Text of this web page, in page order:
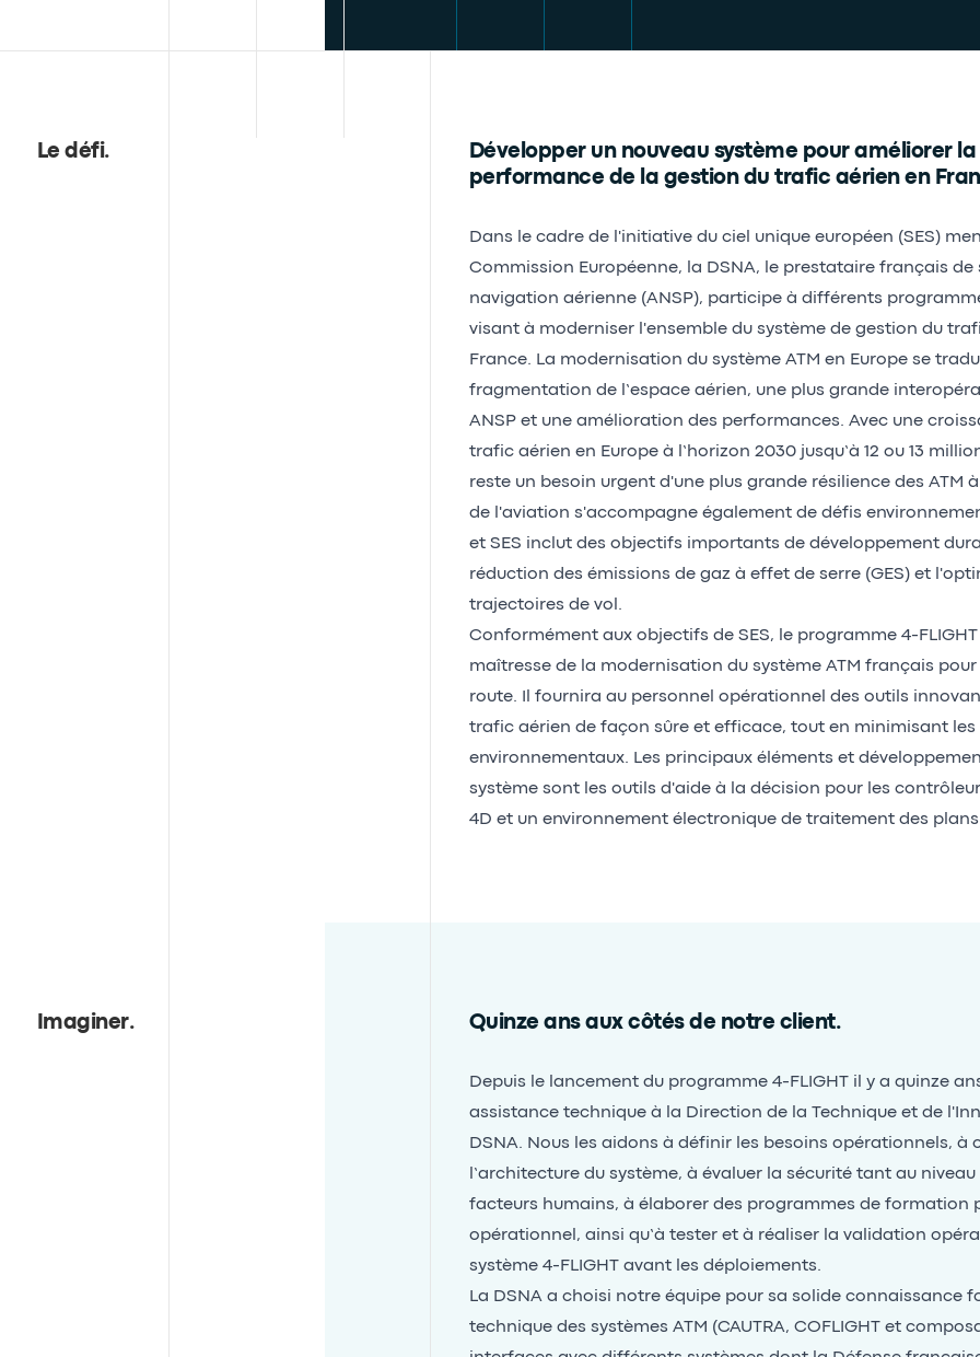
Le défi.
Développer un nouveau système pour améliorer
performance de la gestion du trafic aérien en
Dans le cadre de l'initiative du ciel unique européen (SES)
Commission Européenne, la DSNA, le prestataire français de
navigation aérienne (ANSP), participe à différents
visant à moderniser l'ensemble du système de gestion du
France. La modernisation du système ATM en Europe se
fragmentation de l’espace aérien, une plus grande
ANSP et une amélioration des performances. Avec une
trafic aérien en Europeà l’horizon 2030 jusqu’à 12 ou 13
reste un besoin urgent d'une plus grande résilience des ATM
de l'aviation s'accompagne également de défis
et SES inclut des objectifs importants de développement
réduction des émissions de gaz à effet de serre (GES) et
trajectoires de vol.
Conformément aux objectifs de SES, le programme 4-
maîtresse de la modernisation du système ATM français
route. Il fournira au personnel opérationnel des outils
trafic aérien de façon sûre et efficace, tout en minimisant
environnementaux. Les principaux éléments et
système sont les outils d'aide à la décision pour les
4D et un environnement électronique de traitement des plans
Imaginer. Quinze ans aux côtés de notre client.
Depuis le lancement du programme 4-FLIGHT il y a quinze
assistance technique à la Direction de la Technique et de
DSNA. Nous les aidons à définir les besoins opérationnels, à
l’architecture du système, à évaluer la sécurité tant au
facteurs humains, à élaborer des programmes de formation
opérationnel, ainsi qu’à tester et à réaliser la validation
système 4-FLIGHT avant les déploiements.
La DSNA a choisi notre équipe pour sa solide connaissance
technique des systèmes ATM (CAUTRA, COFLIGHT et